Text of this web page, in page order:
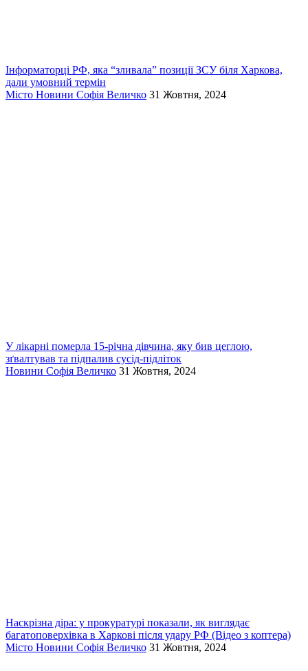
Інформаторці РФ, яка “зливала” позиції ЗСУ біля Харкова,
дали умовний термін
Місто Новини Софія Величко 31 Жовтня, 2024
У лікарні померла 15-річна дівчина, яку бив цеглою,
зґвалтував та підпалив сусід-підліток
Новини Софія Величко 31 Жовтня, 2024
Наскрізна діра: у прокуратурі показали, як виглядає
багатоповерхівка в Харкові після удару РФ (Відео з коптера)
Місто Новини Софія Величко 31 Жовтня, 2024